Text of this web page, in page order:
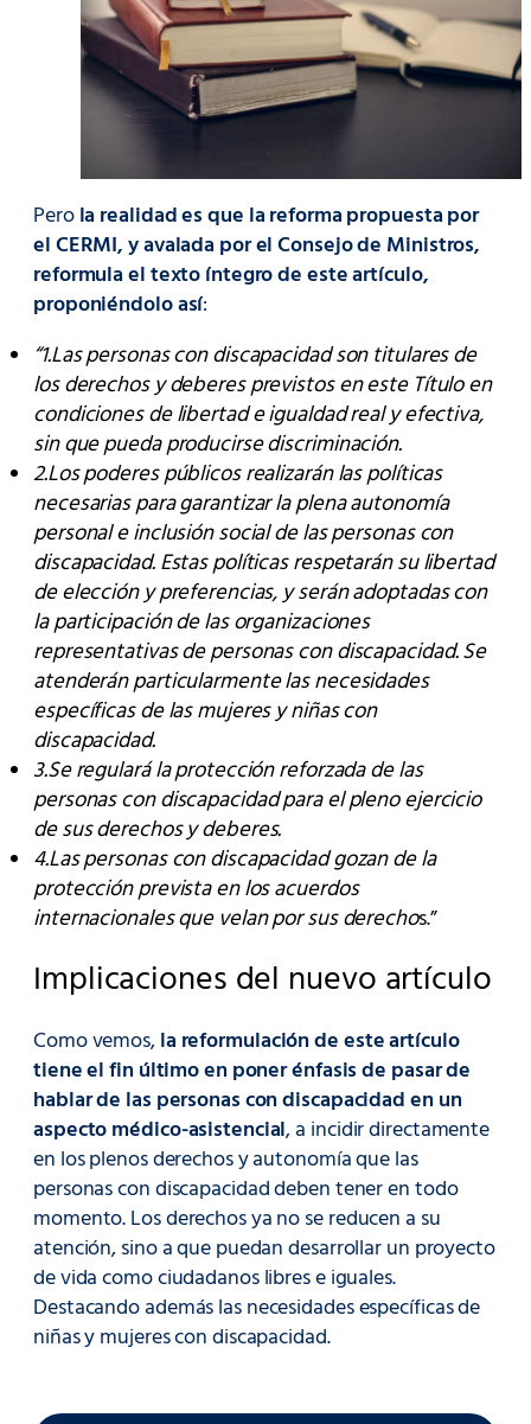
Perola realidad es que la reforma propuesta por
el CERMI, y avalada por el Consejo de Ministros,
reformula el texto íntegro de este artículo,
proponiéndolo así:
“1.Las personas con discapacidad son titulares de
los derechos y deberes previstos en este Título en
condiciones de libertad e igualdad real y efectiva,
sin que pueda producirse discriminación.
2.Los poderes públicos realizarán las políticas
necesarias para garantizar la plena autonomía
personal e inclusión social de las personas con
discapacidad. Estas políticas respetarán su libertad
de elección y preferencias, y serán adoptadas con
la participación de las organizaciones
representativas de personas con discapacidad. Se
atenderán particularmente las necesidades
específicas de las mujeres y niñas con
discapacidad.
3.Se regulará la protección reforzada de las
personas con discapacidad para el pleno ejercicio
de sus derechos y deberes.
4.Las personas con discapacidad gozan de la
protección prevista en los acuerdos
internacionales que velan por sus derechos.”
Implicaciones del nuevo artículo
Como vemos,la reformulación de este artículo
tiene el fin último en poner énfasis de pasar de
hablar de las personas con discapacidad en un
aspecto médico-asistencial, a incidir directamente
en los plenos derechos y autonomía que las
personas con discapacidad deben tener en todo
momento. Los derechos ya no se reducen a su
atención, sino a que puedan desarrollar un proyecto
de vida como ciudadanos libres e iguales.
Destacando además las necesidades específicas de
niñas y mujeres con discapacidad.